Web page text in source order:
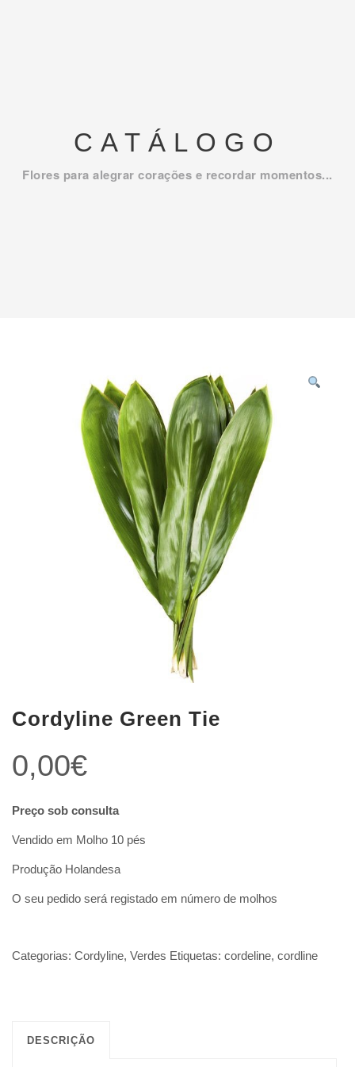
CATÁLOGO
Flores para alegrar corações e recordar momentos...
Cordyline Green Tie
0,00€
Preço sob consulta
Vendido em Molho 10 pés
Produção Holandesa
O seu pedido será registado em número de molhos
Categorias: Cordyline, Verdes Etiquetas: cordeline, cordline
DESCRIÇÃO